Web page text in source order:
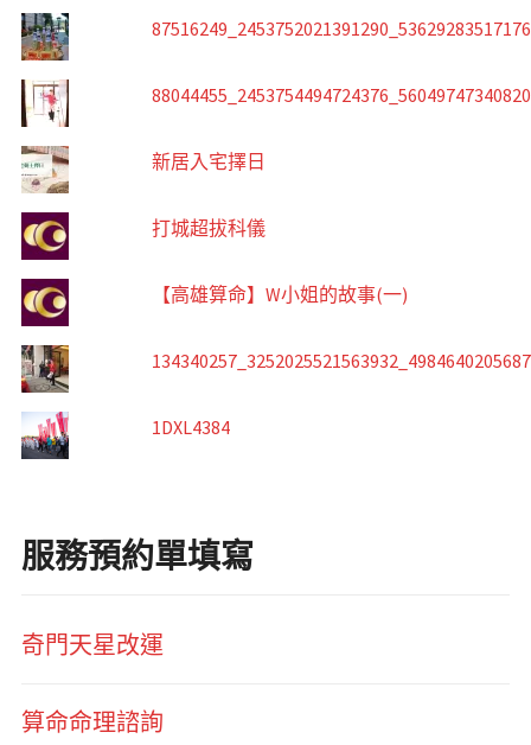
新居入宅擇日
打城超拔科儀
【高雄算命】W小姐的故事(一)
1DXL4384
服務預約單填寫
奇門天星改運
算命命理諮詢